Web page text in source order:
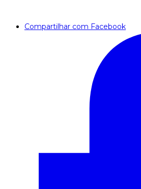
Compartilhar com Facebook